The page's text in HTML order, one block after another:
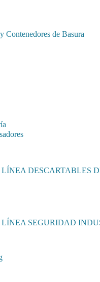
Contenedores de Basura
LÍNEA DESCARTABLES
LÍNEA SEGURIDAD